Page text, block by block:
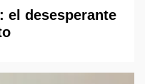
el desesperante